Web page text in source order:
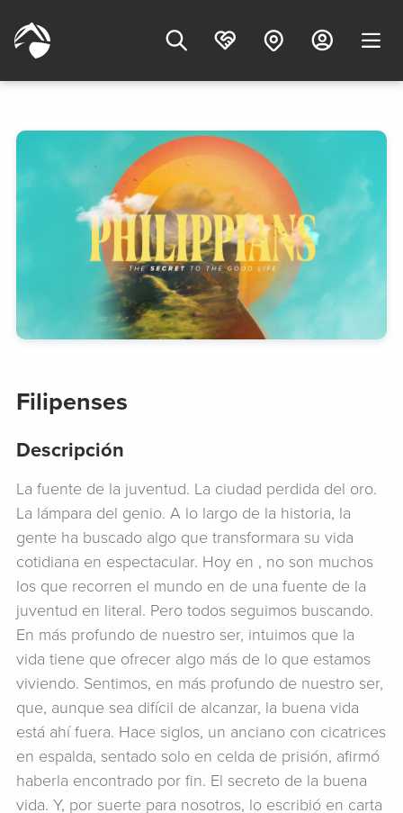
Filipenses
Descripción
La fuente de la juventud. La ciudad perdida del oro.
La lámpara del genio. A lo largo de la historia, la
gente ha buscado algo que transformara su vida
cotidiana en espectacular. Hoy en , no son muchos
los que recorren el mundo en de una fuente de la
juventud en literal. Pero todos seguimos buscando.
En más profundo de nuestro ser, intuimos que la
vida tiene que ofrecer algo más de lo que estamos
viviendo. Sentimos, en más profundo de nuestro ser,
que, aunque sea difícil de alcanzar, la buena vida
está ahí fuera. Hace siglos, un anciano con cicatrices
en espalda, sentado solo en celda de prisión, afirmó
haberla encontrado por fin. El secreto de la buena
vida. Y, por suerte para nosotros, lo escribió en carta